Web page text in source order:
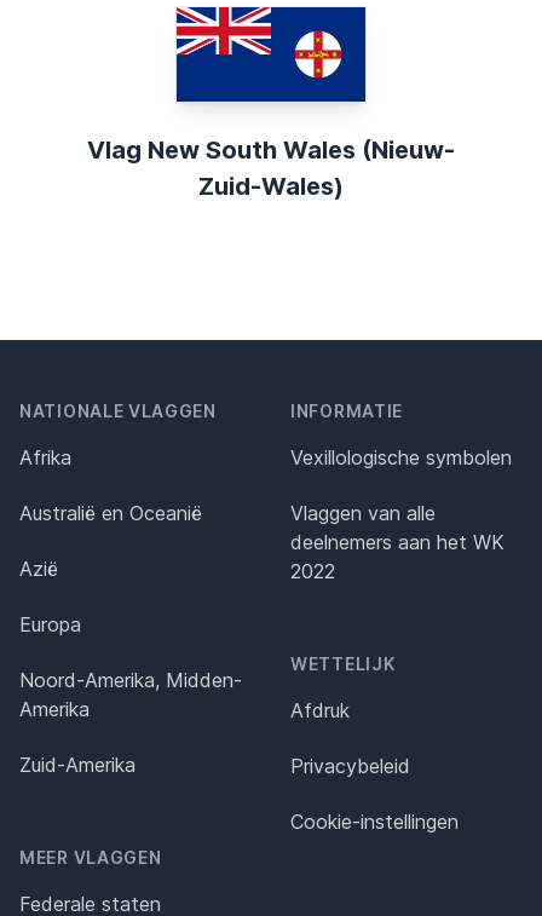
Vlag New South Wales (Nieuw-
Zuid-Wales)
NATIONALE VLAGGEN
Afrika
Australië en Oceanië
Azië
Europa
Noord-Amerika, Midden-
Amerika
Zuid-Amerika
MEER VLAGGEN
Federale staten
INFORMATIE
Vexillologische symbolen
Vlaggen van alle
deelnemers aan het WK
2022
WETTELIJK
Afdruk
Privacybeleid
Cookie-instellingen